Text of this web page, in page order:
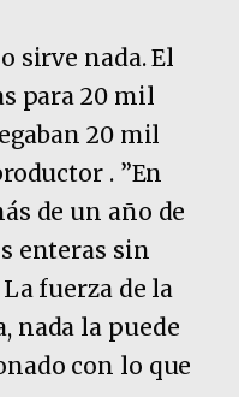
sirve nada. El
para 20 mil
20 mil
. ”En
de un año de
enteras sin
fuerza de la
nada la puede
con lo que